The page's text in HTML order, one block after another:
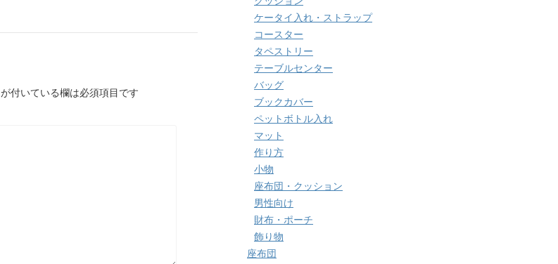
が付いている欄は必須項目です
ケータイ入れ・ストラップ
コースター
タペストリー
テーブルセンター
バッグ
ブックカバー
ペットボトル入れ
マット
作り方
小物
座布団・クッション
男性向け
財布・ポーチ
飾り物
座布団